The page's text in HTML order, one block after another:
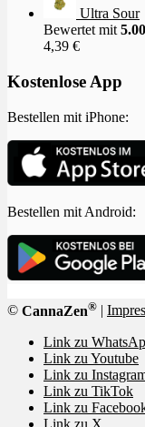
Ultra Sour
Bewertet mit 5.00
4,39 €
Kostenlose App
Bestellen mit iPhone:
Bestellen mit Android:
© CannaZen®
Link zu
Link zu Youtube
Link zu
Link zu TikTok
Link zu
Link zu X